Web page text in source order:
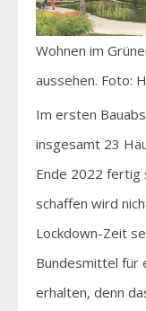
Wohnen im
aussehen. Foto:
Im ersten
insgesamt 23
Ende 2022 fertig
schaffen wird
Lockdown-Zeit
Bundesmittel für
erhalten, denn